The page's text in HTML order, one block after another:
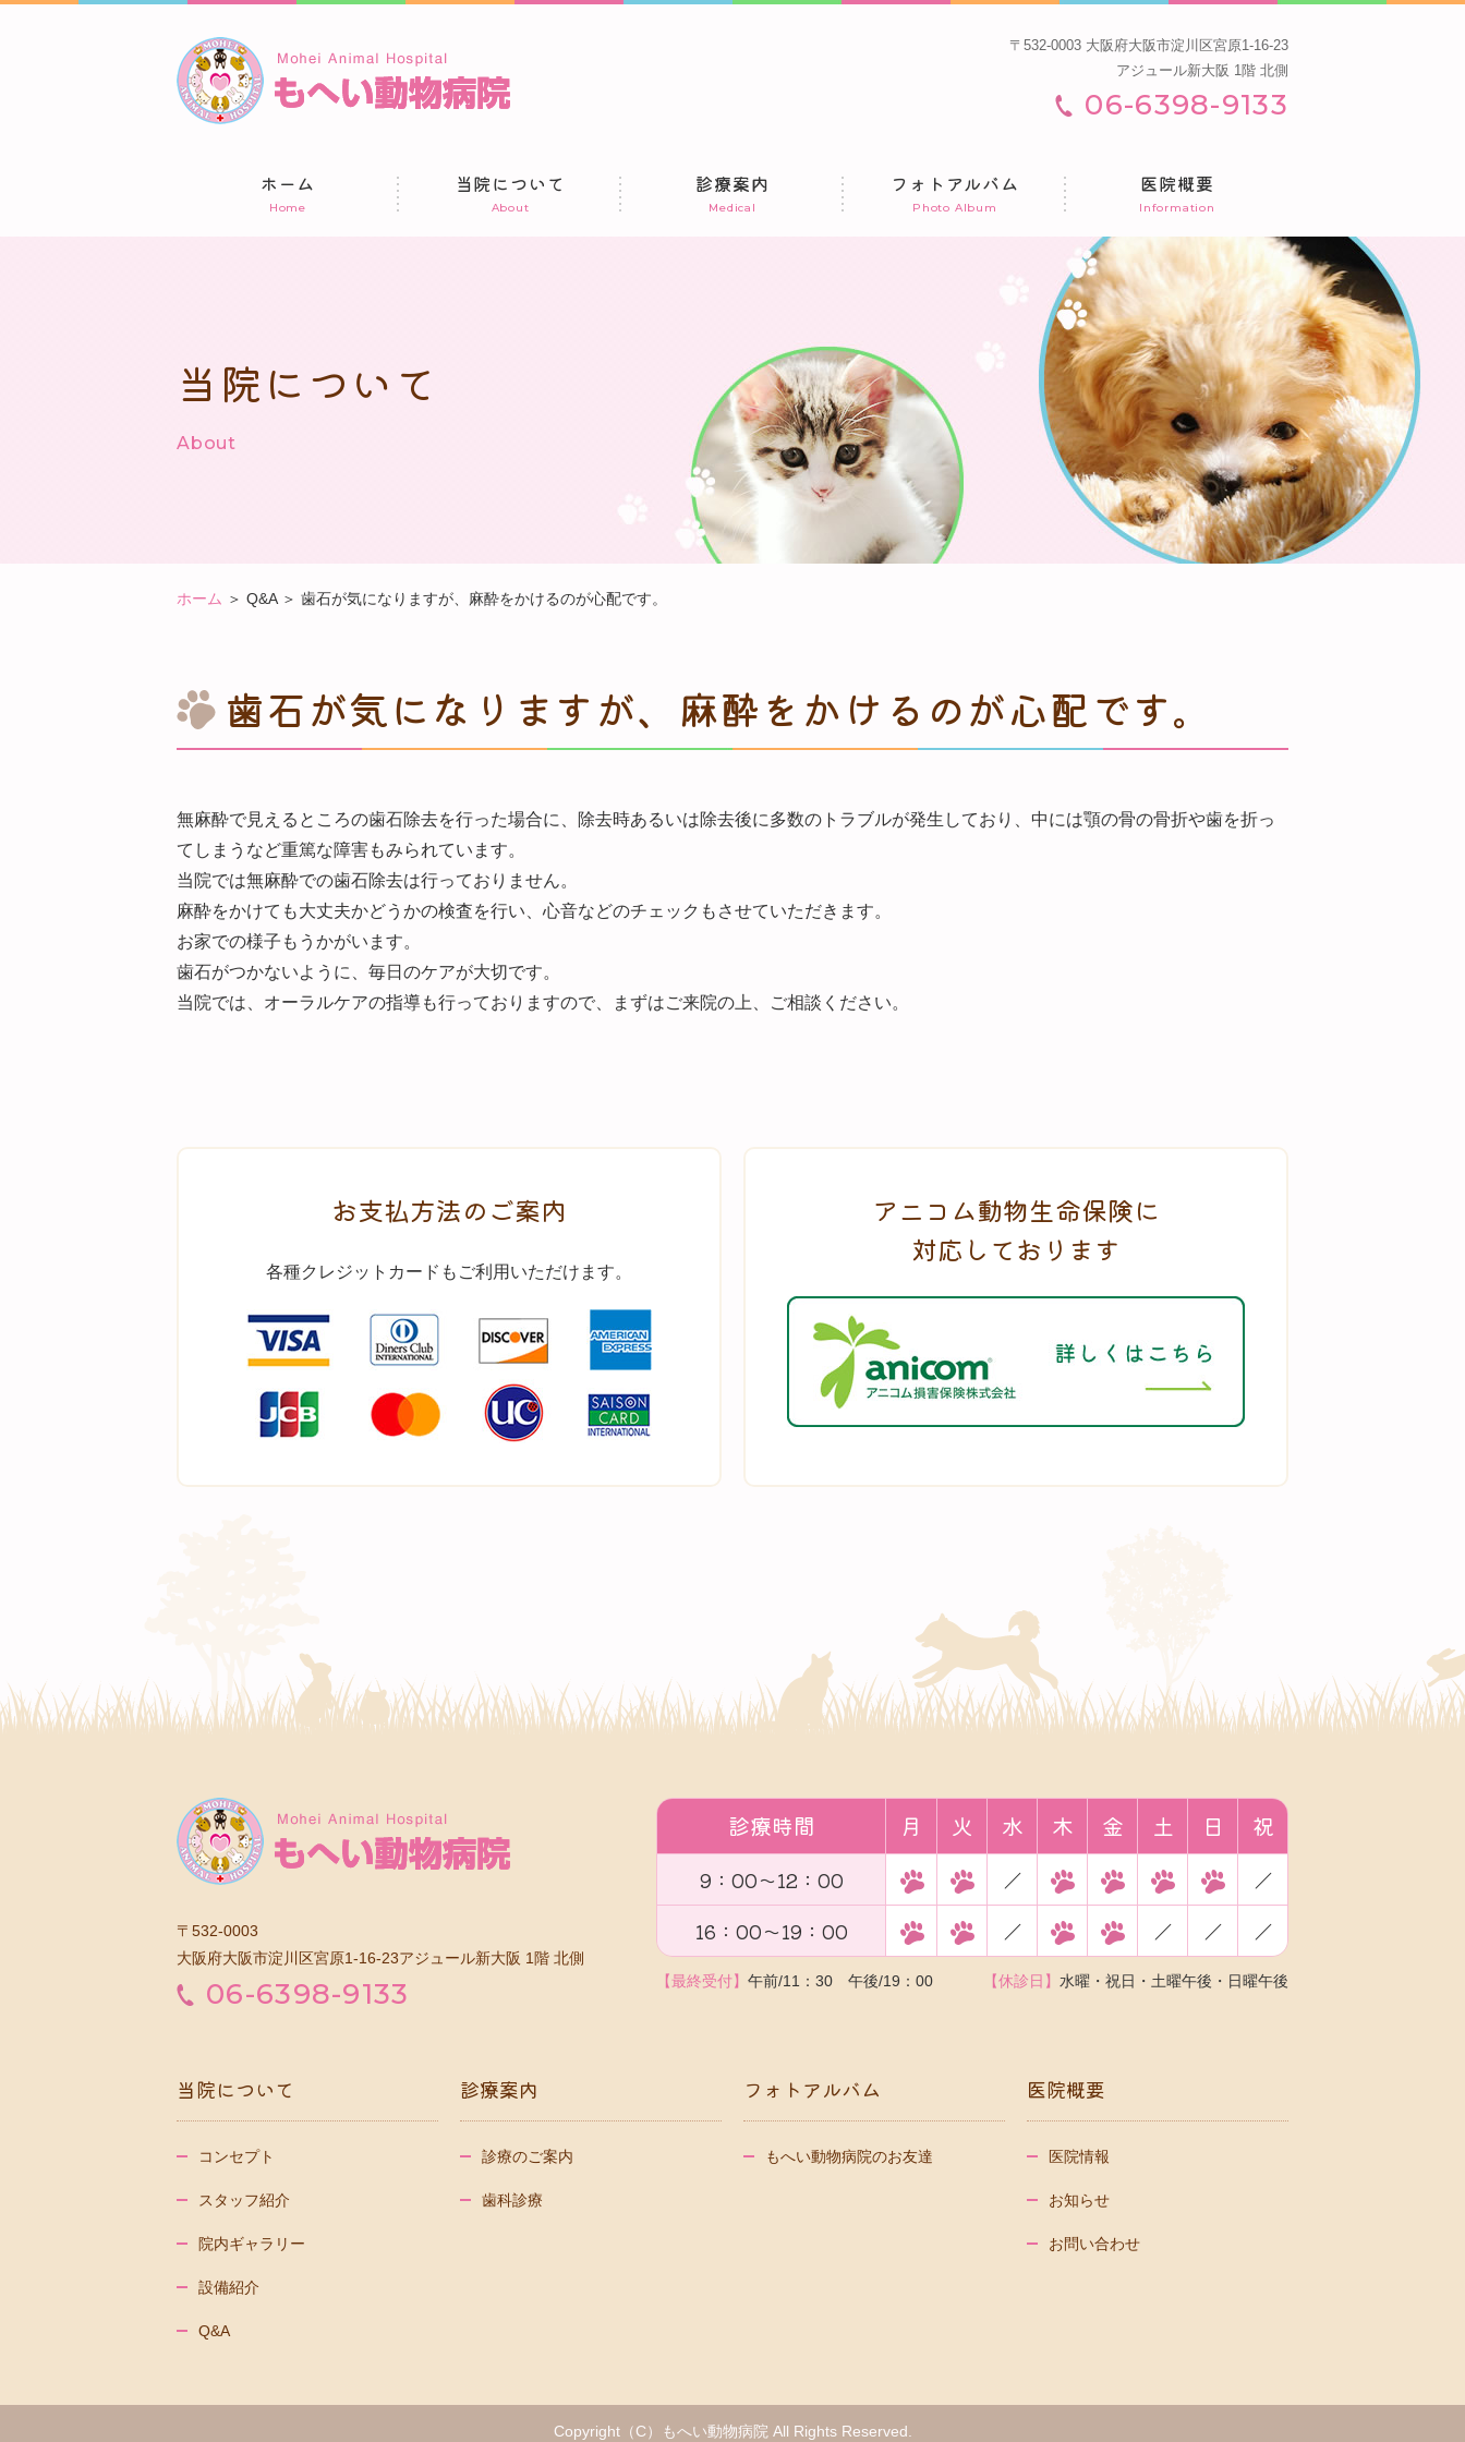
〒532-0003 大阪府大阪市淀川区宮原1-16-23
アジュール新大阪 1階 北側
06-6398-9133
ホーム
Home
当院について
About
診療案内
Medical
フォトアルバム
Photo Album
医院概要
Information
当院について
About
ホーム ＞ Q&A ＞ 歯石が気になりますが、麻酔をかけるのが心配です。
歯石が気になりますが、麻酔をかけるのが心配です。
無麻酔で見えるところの歯石除去を行った場合に、除去時あるいは除去後に多数のトラブルが発生しており、中には顎の骨の骨折や歯を折っ
てしまうなど重篤な障害もみられています。
当院では無麻酔での歯石除去は行っておりません。
麻酔をかけても大丈夫かどうかの検査を行い、心音などのチェックもさせていただきます。
お家での様子もうかがいます。
歯石がつかないように、毎日のケアが大切です。
当院では、オーラルケアの指導も行っておりますので、まずはご来院の上、ご相談ください。
お支払方法のご案内
各種クレジットカードもご利用いただけます。
アニコム動物生命保険に
対応しております
〒532-0003
大阪府大阪市淀川区宮原1-16-23アジュール新大阪 1階 北側
06-6398-9133
診療時間 月 火 水 木 金 土 日 祝
9：00～12：00 ／
／
16：00～19：00
／ ／ ／ ／
【最終受付】 午前/11：30 午後/19：00 【休診日】 水曜・祝日・土曜午後・日曜午後
当院について
コンセプト
スタッフ紹介
院内ギャラリー
設備紹介
Q&A
診療案内
診療のご案内
歯科診療
フォトアルバム
もへい動物病院のお友達
医院概要
医院情報
お知らせ
お問い合わせ
Copyright（C）もへい動物病院 All Rights Reserved.